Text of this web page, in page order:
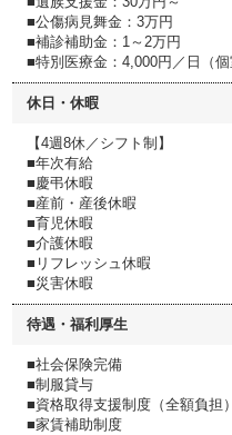
■公傷病見舞金：3万円
■補診補助金：1～2万円
■特別医療金：4,000円／日（個
休日・休暇
【4週8休／シフト制】
■年次有給
■慶弔休暇
■産前・産後休暇
■育児休暇
■介護休暇
■リフレッシュ休暇
■災害休暇
待遇・福利厚生
■社会保険完備
■制服貸与
■資格取得支援制度（全額負担）
■家賃補助制度